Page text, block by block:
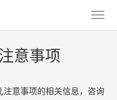
意事项
意事项的相关信息，咨询